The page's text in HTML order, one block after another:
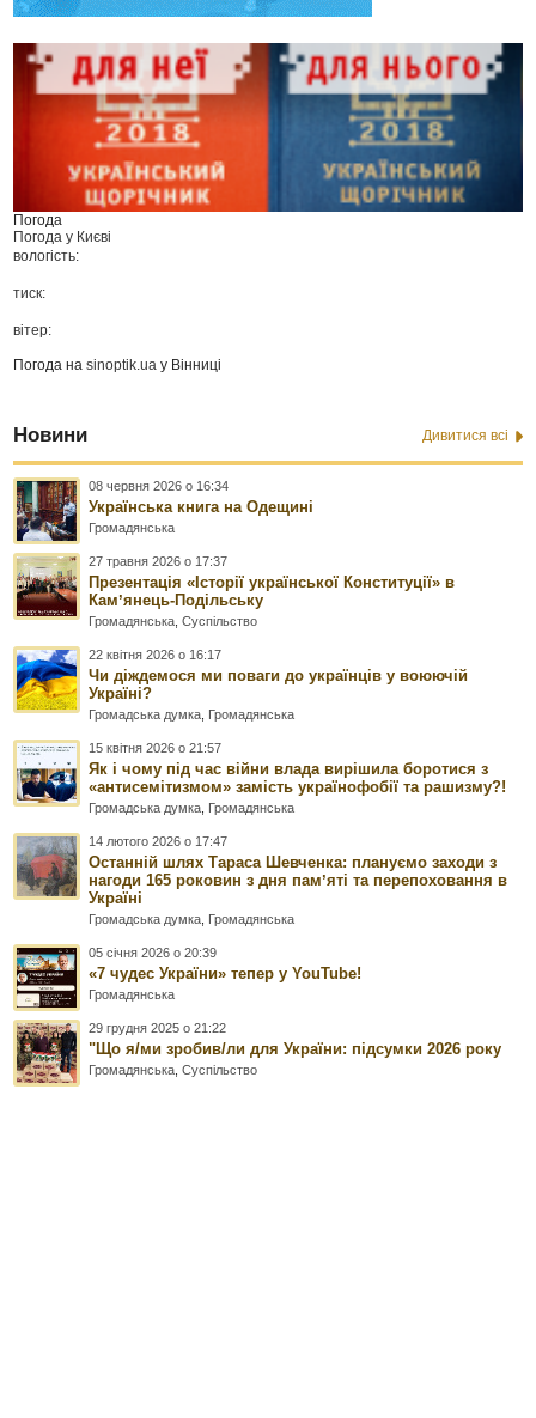
Погода
Погода у Києві
вологість:
тиск:
вітер:
Погода наsinoptik.ua у Вінниці
Новини Дивитися всі
08 червня 2026 о 16:34
Українська книга на Одещині
Громадянська
27 травня 2026 о 17:37
Презентація «Історії української Конституції» в
Камʼянець-Подільську
Громадянська ,Суспільство
22 квітня 2026 о 16:17
Чи діждемося ми поваги до українців у воюючій
Україні?
Громадська думка Громадянська
15 квітня 2026 о 21:57
Як і чому під час війни влада вирішила боротися з
«антисемітизмом» замість українофобії та рашизму?!
Громадська думка Громадянська
14 лютого 2026 о 17:47
Останній шлях Тараса Шевченка: плануємо заходи з
нагоди 165 роковин з дня памʼяті та перепоховання в
Україні
Громадська думка Громадянська
05 січня 2026 о 20:39
«7 чудес України» тепер у YouTube!
Громадянська
29 грудня 2025 о 21:22
"Що я/ми зробив/ли для України: підсумки 2026 року
Громадянська ,Суспільство